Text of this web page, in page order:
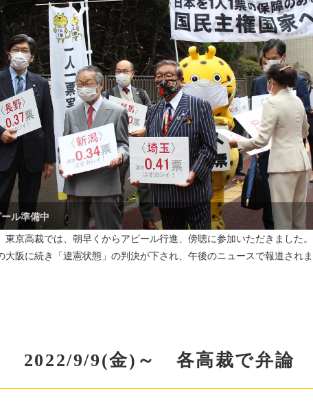
ル行進
東京高裁では、朝早くからアピール行進、傍聴に参加いただきました。
大阪に続き「違憲状態」の判決が下され、午後のニュースで報道され
2022/9/9(金)～ 各高裁で弁論